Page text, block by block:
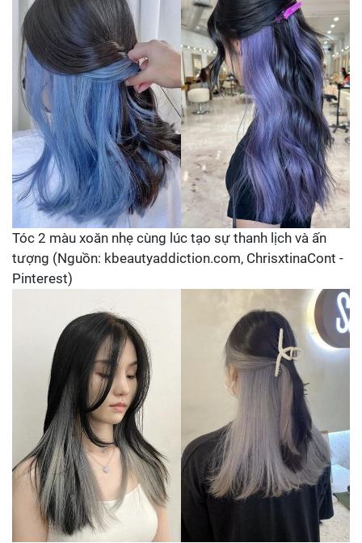
Tóc 2 màu xoăn nhẹ cùng lúc tạo sự thanh lịch và ấn
tượng (Nguồn: kbeautyaddiction.com, ChrisxtinaCont -
Pinterest)